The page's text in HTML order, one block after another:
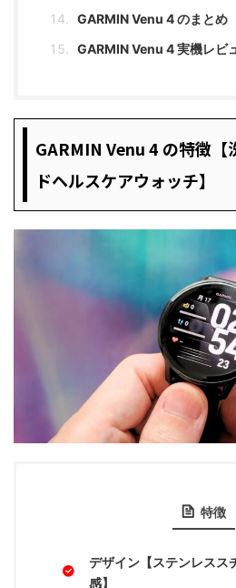
GARMIN Venu 4 のまとめ
GARMIN Venu 4 実機レビ
GARMIN Venu 4 の特徴【
ドヘルスケアウォッチ】
特徴
デザイン【ステンレスス
感】